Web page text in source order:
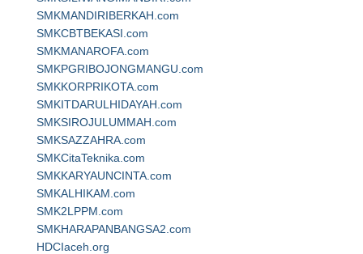
SMKMANDIRIBERKAH.com
SMKCBTBEKASI.com
SMKMANAROFA.com
SMKPGRIBOJONGMANGU.com
SMKKORPRIKOTA.com
SMKITDARULHIDAYAH.com
SMKSIROJULUMMAH.com
SMKSAZZAHRA.com
SMKCitaTeknika.com
SMKKARYAUNCINTA.com
SMKALHIKAM.com
SMK2LPPM.com
SMKHARAPANBANGSA2.com
HDCIaceh.org